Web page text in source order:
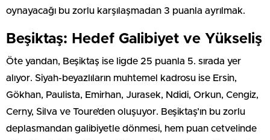
oynayacağı bu zorlu karşılaşmadan 3 puanla ayrılmak.
Beşiktaş: Hedef Galibiyet ve Yükseliş
Öte yandan, Beşiktaş ise ligde 25 puanla 5. sırada yer
alıyor. Siyah-beyazlıların muhtemel kadrosu ise Ersin,
Gökhan, Paulista, Emirhan, Jurasek, Ndidi, Orkun, Cengiz,
Cerny, Silva ve Toure’den oluşuyor. Beşiktaş’ın bu zorlu
deplasmandan galibiyetle dönmesi, hem puan cetvelinde